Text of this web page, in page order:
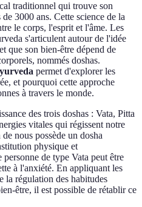
traditionnel qui trouve son
3000 ans. Cette science de la
le corps, l'esprit et l'âme. Les
s'articulent autour de l'idée
que son bien-être dépend de
nommés doshas.
permet d'explorer les
et pourquoi cette approche
à travers le monde.
des trois doshas : Vata, Pitta
vitales qui régissent notre
nous possède un dosha
physique et
de type Vata peut être
à l'anxiété. En appliquant les
la régulation des habitudes
être, il est possible de rétablir ce